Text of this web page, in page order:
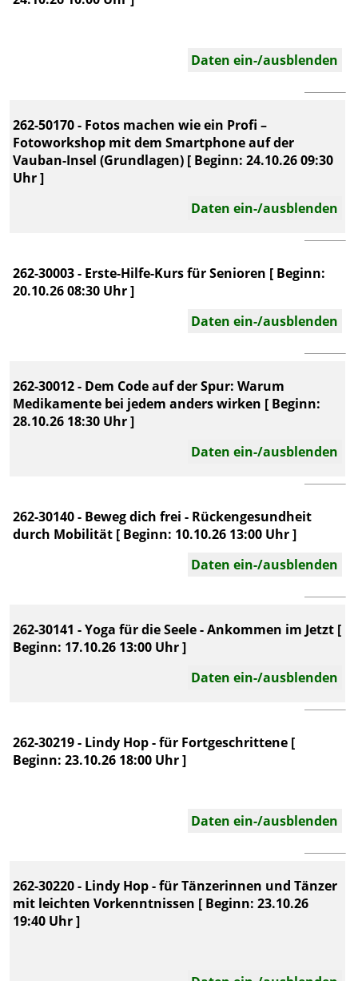
Daten ein-/ausblenden
262-50170 - Fotos machen wie ein Profi –
Fotoworkshop mit dem Smartphone auf der
Vauban-Insel (Grundlagen) [ Beginn: 24.10.26 09:30
Uhr ]
Daten ein-/ausblenden
262-30003 - Erste-Hilfe-Kurs für Senioren [ Beginn:
20.10.26 08:30 Uhr ]
Daten ein-/ausblenden
262-30012 - Dem Code auf der Spur: Warum
Medikamente bei jedem anders wirken [ Beginn:
28.10.26 18:30 Uhr ]
Daten ein-/ausblenden
262-30140 - Beweg dich frei - Rückengesundheit
durch Mobilität [ Beginn: 10.10.26 13:00 Uhr ]
Daten ein-/ausblenden
262-30141 - Yoga für die Seele - Ankommen im Jetzt [
Beginn: 17.10.26 13:00 Uhr ]
Daten ein-/ausblenden
262-30219 - Lindy Hop - für Fortgeschrittene [
Beginn: 23.10.26 18:00 Uhr ]
Daten ein-/ausblenden
262-30220 - Lindy Hop - für Tänzerinnen und Tänzer
mit leichten Vorkenntnissen [ Beginn: 23.10.26
19:40 Uhr ]